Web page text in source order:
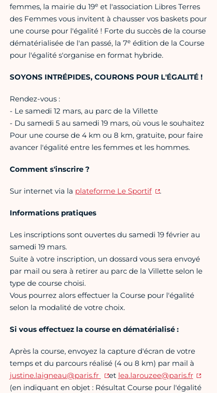
femmes, la mairie du 19e et l'association Libres Terres
des Femmes vous invitent à chausser vos baskets pour
une course pour l'égalité ! Forte du succès de la course
dématérialisée de l'an passé, la 7e édition de la Course
pour l'égalité s'organise en format hybride.
SOYONS INTRÉPIDES, COURONS POUR L'ÉGALITÉ !
Rendez-vous :
- Le samedi 12 mars, au parc de la Villette
- Du samedi 5 au samedi 19 mars, où vous le souhaitez
Pour une course de 4 km ou 8 km, gratuite, pour faire
avancer l'égalité entre les femmes et les hommes.
Comment s'inscrire ?
Sur internet via la plateforme Le Sportif .
Informations pratiques
Les inscriptions sont ouvertes du samedi 19 février au
samedi 19 mars.
Suite à votre inscription, un dossard vous sera envoyé
par mail ou sera à retirer au parc de la Villette selon le
type de course choisi.
Vous pourrez alors effectuer la Course pour l'égalité
selon la modalité de votre choix.
Si vous effectuez la course en dématérialisé :
Après la course, envoyez la capture d'écran de votre
temps et du parcours réalisé (4 ou 8 km) par mail à
justine.laigneau@paris.fr
et lea.larouzee@paris.fr
(en indiquant en objet : Résultat Course pour l'égalité